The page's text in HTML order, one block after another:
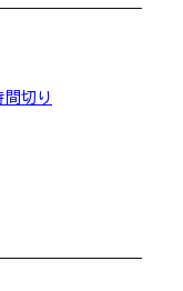
切り